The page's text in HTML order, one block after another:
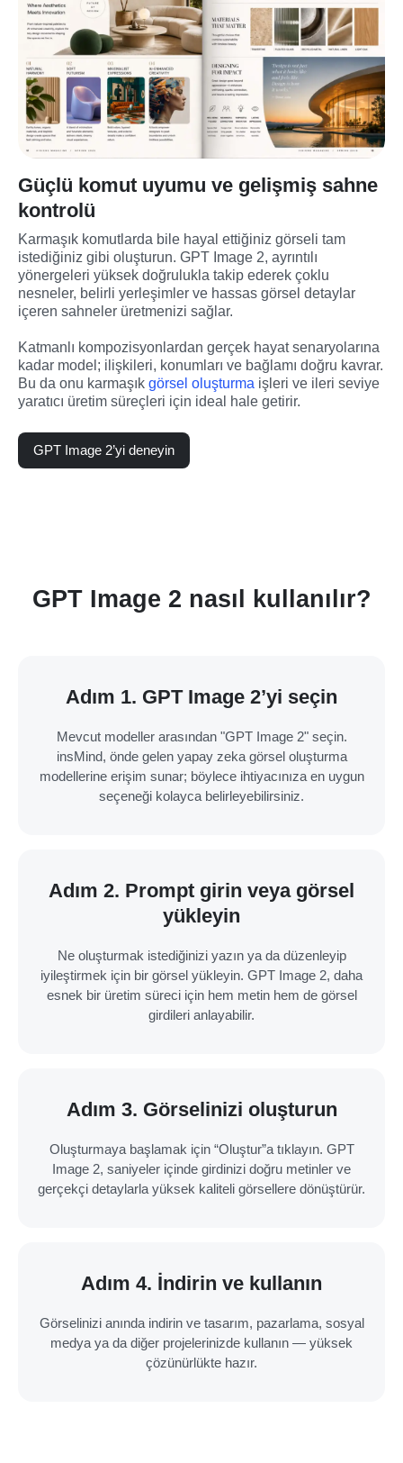
Güçlü komut uyumu ve gelişmiş sahne
kontrolü
Karmaşık komutlarda bile hayal ettiğiniz görseli tam
istediğiniz gibi oluşturun. GPT Image 2, ayrıntılı
yönergeleri yüksek doğrulukla takip ederek çoklu
nesneler, belirli yerleşimler ve hassas görsel detaylar
içeren sahneler üretmenizi sağlar.
Katmanlı kompozisyonlardan gerçek hayat senaryolarına
kadar model; ilişkileri, konumları ve bağlamı doğru kavrar.
Bu da onu karmaşık görsel oluşturma işleri ve ileri seviye
yaratıcı üretim süreçleri için ideal hale getirir.
GPT Image 2’yi deneyin
GPT Image 2 nasıl kullanılır?
Adım 1. GPT Image 2’yi seçin
Mevcut modeller arasından "GPT Image 2" seçin.
insMind, önde gelen yapay zeka görsel oluşturma
modellerine erişim sunar; böylece ihtiyacınıza en uygun
seçeneği kolayca belirleyebilirsiniz.
Adım 2. Prompt girin veya görsel
yükleyin
Ne oluşturmak istediğinizi yazın ya da düzenleyip
iyileştirmek için bir görsel yükleyin. GPT Image 2, daha
esnek bir üretim süreci için hem metin hem de görsel
girdileri anlayabilir.
Adım 3. Görselinizi oluşturun
Oluşturmaya başlamak için “Oluştur”a tıklayın. GPT
Image 2, saniyeler içinde girdinizi doğru metinler ve
gerçekçi detaylarla yüksek kaliteli görsellere dönüştürür.
Adım 4. İndirin ve kullanın
Görselinizi anında indirin ve tasarım, pazarlama, sosyal
medya ya da diğer projelerinizde kullanın — yüksek
çözünürlükte hazır.